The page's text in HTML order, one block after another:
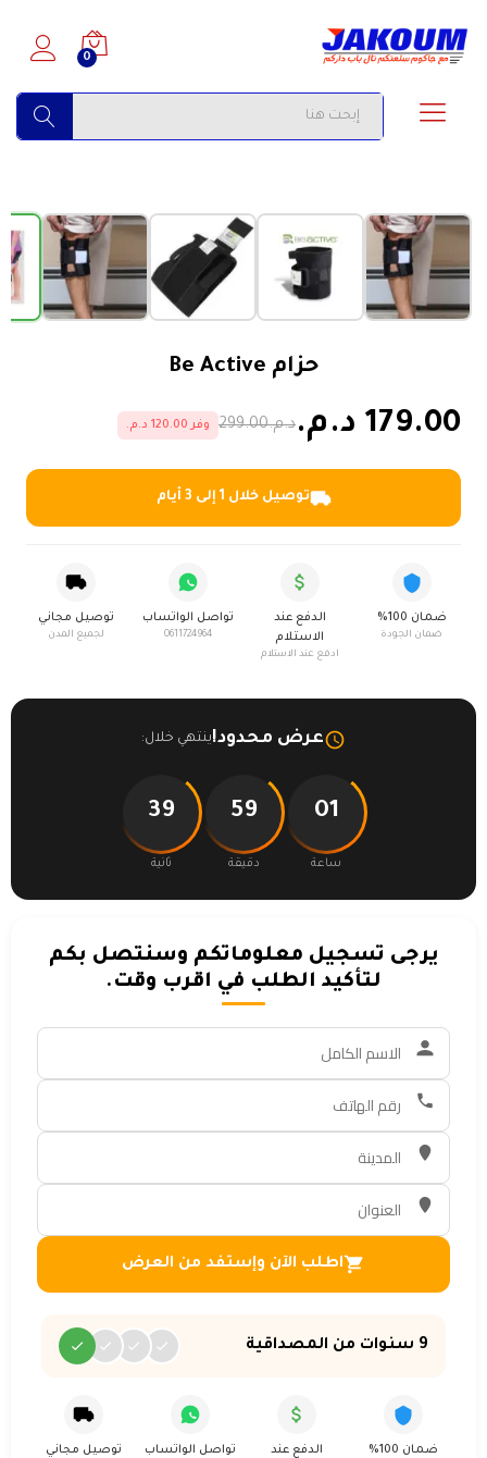
0
الأكثر مبيعاً
حزام Be Active
179.00 د.م. د.م.299.00 وفر 120.00 د.م.
توصيل خلال 1 إلى 3 أيام
ضمان 100%
ضمان الجودة
الدفع عند
الاستلام
ادفع عند الاستلام
تواصل الواتساب
0611724964
توصيل مجاني
لجميع المدن
عرض محدود!ينتهي خلال:
01
ساعة
59
دقيقة
39
ثانية
يرجى تسجيل معلوماتكم وسنتصل بكم
لتأكيد الطلب في اقرب وقت.
اطلب الآن وإستفد من العرض
9 سنوات من المصداقية
ضمان 100%
الدفع عند
تواصل الواتساب توصيل مجاني